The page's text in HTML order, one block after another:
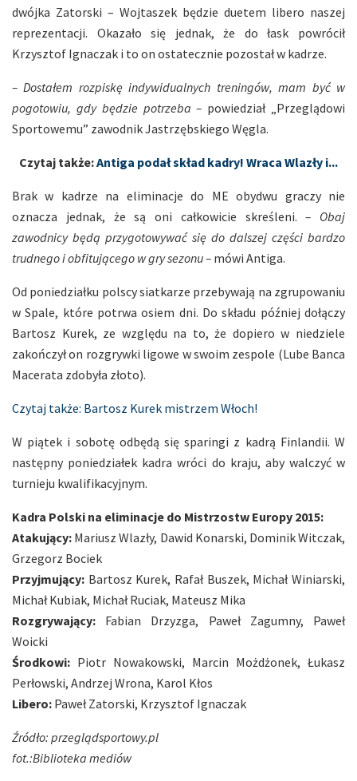
dwójka Zatorski – Wojtaszek będzie duetem libero naszej
reprezentacji. Okazało się jednak, że do łask powrócił
Krzysztof Ignaczak i to on ostatecznie pozostał w kadrze.
– Dostałem rozpiskę indywidualnych treningów, mam być w
pogotowiu, gdy będzie potrzeba – powiedział „Przeglądowi
Sportowemu” zawodnik Jastrzębskiego Węgla.
Czytaj także:Antiga podał skład kadry! Wraca Wlazły i...
Brak w kadrze na eliminacje do ME obydwu graczy nie
oznacza jednak, że są oni całkowicie skreśleni.– Obaj
zawodnicy będą przygotowywać się do dalszej części bardzo
trudnego i obfitującego w gry sezonu – mówi Antiga.
Od poniedziałku polscy siatkarze przebywają na zgrupowaniu
w Spale, które potrwa osiem dni. Do składu później dołączy
Bartosz Kurek, ze względu na to, że dopiero w niedziele
zakończył on rozgrywki ligowe w swoim zespole (Lube Banca
Macerata zdobyła złoto).
Czytaj także: Bartosz Kurek mistrzem Włoch!
W piątek i sobotę odbędą się sparingi z kadrą Finlandii. W
następny poniedziałek kadra wróci do kraju, aby walczyć w
turnieju kwalifikacyjnym.
Kadra Polski na eliminacje do Mistrzostw Europy 2015:
Atakujący: Mariusz Wlazły, Dawid Konarski, Dominik Witczak,
Grzegorz Bociek
Przyjmujący: Bartosz Kurek, Rafał Buszek, Michał Winiarski,
Michał Kubiak, Michał Ruciak, Mateusz Mika
Rozgrywający: Fabian Drzyzga, Paweł Zagumny, Paweł
Woicki
Środkowi: Piotr Nowakowski, Marcin Możdżonek, Łukasz
Perłowski, Andrzej Wrona, Karol Kłos
Libero: Paweł Zatorski, Krzysztof Ignaczak
Źródło: przeglądsportowy.pl
fot.:Biblioteka mediów